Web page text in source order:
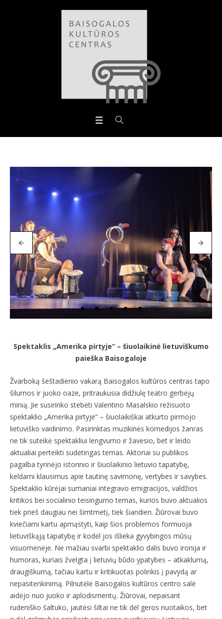
Spektaklis „Amerika pirtyje“ – šiuolaikinė lietuviškumo
paieška Baisogaloje
Žvarboką šeštadienio vakarą Baisogalos kultūros centras tapo
šilumos ir juoko oaze, pritraukusia didžiulę teatro gerbėjų
minią. Jie susirinko stebėti Valentino Masalskio režisuoto
spektaklio „Amerika pirtyje“ – šiuolaikiškai atkurto pirmojo
lietuviško vaidinimo. Pasirinktas muzikinės komedijos žanras
ne tik suteikė spektakliui lengvumo ir žavesio, bet ir leido
aktualiai perteikti sudėtingas temas. Aktoriai su publikos
pagalba tyrinėjo istorinio ir šiuolaikinio lietuvio tapatybę,
keldami klausimus apie tautinę savimonę, vertybes ir savybes.
Spektaklio kūrėjai sumaniai integravo emigracijos, valdžios
kritikos bei socialinio teisingumo temas, kurios buvo aktualios
tiek prieš daugiau nei šimtmetį, tiek šiandien. Žiūrovai buvo
kviečiami kartu apmąstyti, kaip šios problemos formuoja
lietuviškąją tapatybę ir kodėl jos išlieka gyvybingos mūsų
visuomenėje. Ne mažiau svarbi spektaklio dalis buvo ironija ir
humoras, kuriais žvelgta į lietuvių būdo ypatybes – atkaklumą,
draugiškumą, tačiau kartu ir kritikuotas polinkis į pavydą ar
nepasitenkinimą. Pilnutėlė Baisogalos kultūros centro salė
aidėjo nuo juoko ir aplodismentų. Žiūrovai, nepaisant
rudeniško šaltuko, jautėsi šiltai ne tik dėl geros nuotaikos, bet